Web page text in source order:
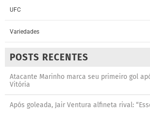
UFC
Variedades
POSTS RECENTES
Atacante Marinho marca seu primeiro gol
Vitória
Após goleada, Jair Ventura alfineta rival: